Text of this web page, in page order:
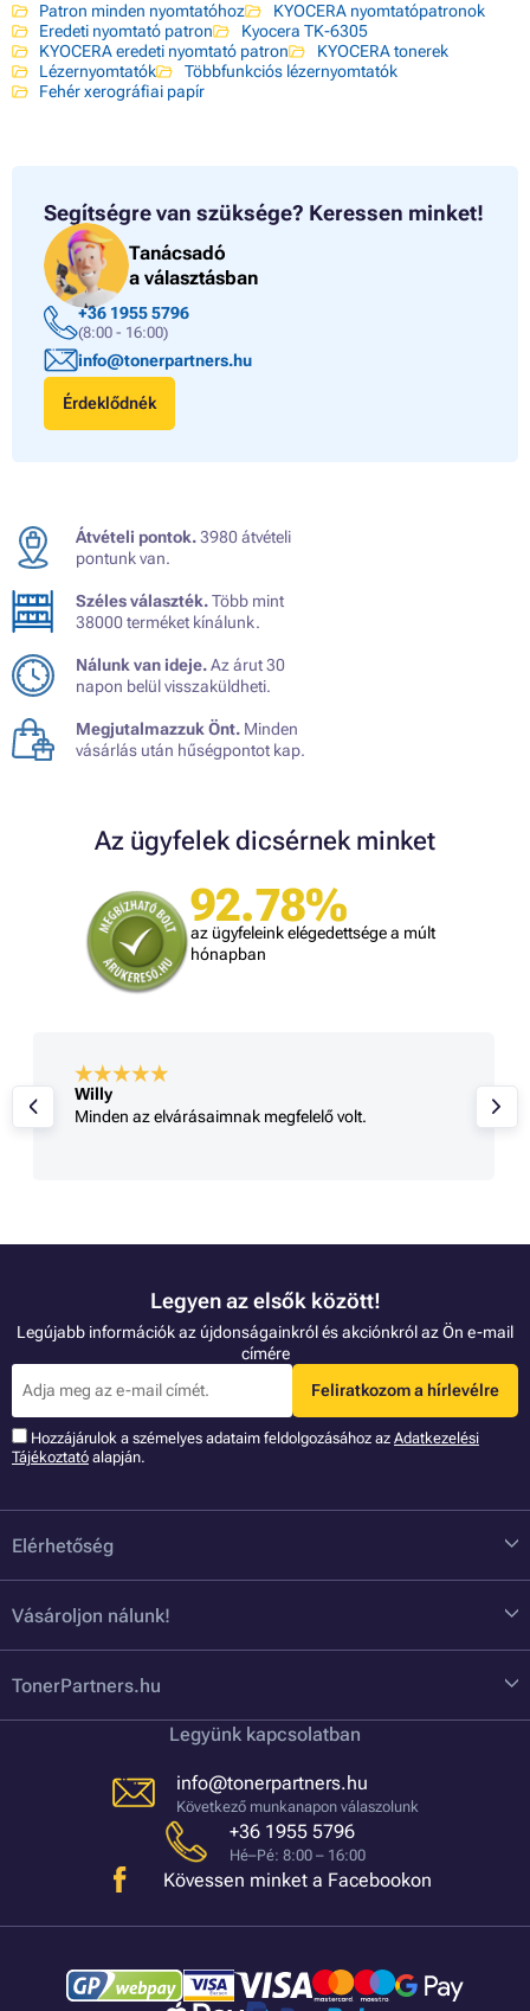
Patron minden nyomtatóhoz
KYOCERA nyomtatópatronok
Eredeti nyomtató patron
Kyocera TK-6305
KYOCERA eredeti nyomtató patron
KYOCERA tonerek
Lézernyomtatók
Többfunkciós lézernyomtatók
Fehér xerográfiai papír
Segítségre van szüksége? Keressen minket!
Tanácsadó
a választásban
+36 1955 5796
(8:00 - 16:00)
info@tonerpartners.hu
Érdeklődnék
Átvételi pontok.3980 átvételi
pontunk van.
Széles választék.Több mint
38000 terméket kínálunk.
Nálunk van ideje.Az árut 30
napon belül visszaküldheti.
Megjutalmazzuk Önt. Minden
vásárlás után hűségpontot kap.
Az ügyfelek dicsérnek minket
92.78%
az ügyfeleink elégedettsége a múlt
hónapban
Willy
Minden az elvárásaimnak megfelelő volt.
Legyen az elsők között!
Legújabb információk az újdonságainkról és akciónkról az Ön e-mail
címére
Feliratkozom a hírlevélre
Hozzájárulok a szémelyes adataim feldolgozásához az Adatkezelési
Tájékoztató alapján.
Elérhetőség
Vásároljon nálunk!
TonerPartners.hu
Legyünk kapcsolatban
info@tonerpartners.hu
Következő munkanapon válaszolunk
+36 1955 5796
Hé–Pé: 8:00 – 16:00
Kövessen minket a Facebookon